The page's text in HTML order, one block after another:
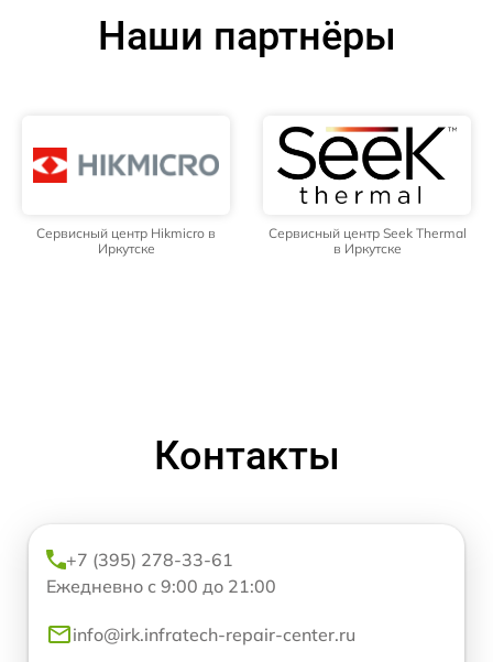
Наши партнёры
Сервисный центр Hikmicro в
Иркутске
Сервисный центр Seek Thermal
в Иркутске
Контакты
+7 (395) 278-33-61
Ежедневно с 9:00 до 21:00
info@irk.infratech-repair-center.ru